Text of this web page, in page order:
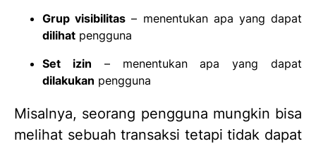
Grup visibilitas – menentukan apa yang dapat
dilihat pengguna
Set izin – menentukan apa yang dapat
dilakukan pengguna
Misalnya, seorang pengguna mungkin bisa
melihat sebuah transaksi tetapi tidak dapat